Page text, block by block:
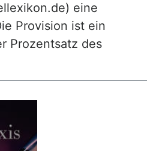
eine
Provision ist ein
Prozentsatz des